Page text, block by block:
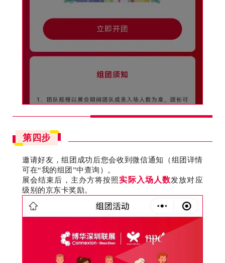
第四步
邀请好友，组团成功后您会收到微信通知（组团详情
可在“我的组团”中查询）。
展会结束后，主办方将按照实际 入场人数发放对应
级别的京东卡奖励。